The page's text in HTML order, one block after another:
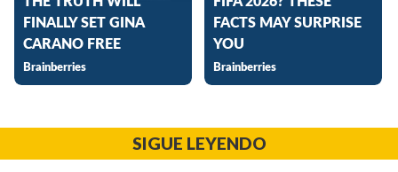
SIGUE LEYENDO